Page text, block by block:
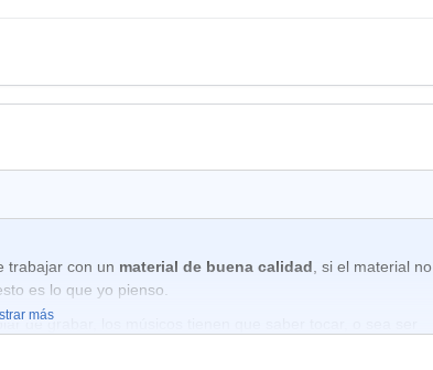
trabajar con un material de buena calidad , si el material no
es lo que yo pienso.
de grabar, los músicos tienen que saber tocar, o sea ser
más